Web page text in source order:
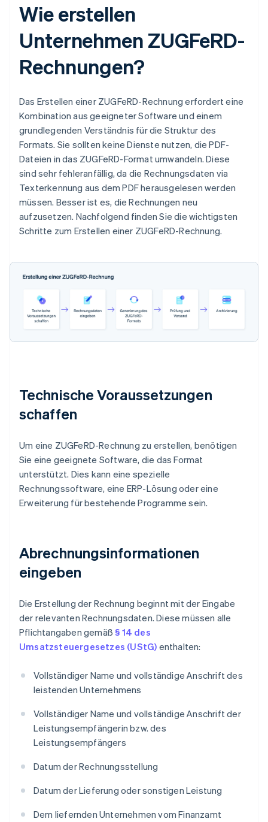
Wie erstellen
Unternehmen ZUGFeRD-
Rechnungen?
Das Erstellen einer ZUGFeRD-Rechnung erfordert eine
Kombination aus geeigneter Software und einem
grundlegenden Verständnis für die Struktur des
Formats. Sie sollten keine Dienste nutzen, die PDF-
Dateien in das ZUGFeRD-Format umwandeln. Diese
sind sehr fehleranfällig, da die Rechnungsdaten via
Texterkennung aus dem PDF herausgelesen werden
müssen. Besser ist es, die Rechnungen neu
aufzusetzen. Nachfolgend finden Sie die wichtigsten
Schritte zum Erstellen einer ZUGFeRD-Rechnung.
Technische Voraussetzungen
schaffen
Um eine ZUGFeRD-Rechnung zu erstellen, benötigen
Sie eine geeignete Software, die das Format
unterstützt. Dies kann eine spezielle
Rechnungssoftware, eine ERP-Lösung oder eine
Erweiterung für bestehende Programme sein.
Abrechnungsinformationen
eingeben
Die Erstellung der Rechnung beginnt mit der Eingabe
der relevanten Rechnungsdaten. Diese müssen alle
Pflichtangaben gemäß§ 14 des
Umsatzsteuergesetzes (UStG) enthalten:
Vollständiger Name und vollständige Anschrift des
leistenden Unternehmens
Vollständiger Name und vollständige Anschrift der
Leistungsempfängerin bzw. des
Leistungsempfängers
Datum der Rechnungsstellung
Datum der Lieferung oder sonstigen Leistung
Dem liefernden Unternehmen vom Finanzamt